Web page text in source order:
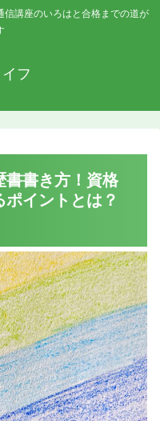
信講座のいろはと合格までの道が
フ
書書き方！資格
イントとは？